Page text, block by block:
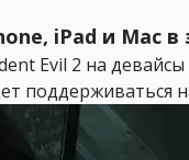
iPad и Mac в
Evil 2 на
поддерживаться